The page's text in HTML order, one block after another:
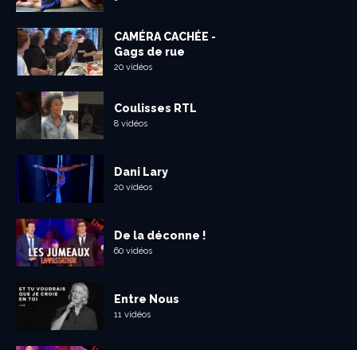
CAMÉRA CACHÉE -
Gags de rue
20 vidéos
Coulisses RTL
8 vidéos
Dani Lary
20 vidéos
De la déconne !
60 vidéos
Entre Nous
11 vidéos